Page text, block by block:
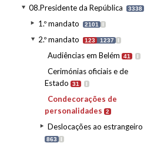
08.Presidente da República 3338
1.º mandato 2101 I
2.º mandato 123 1237 I
Audiências em Belém 41 I
Cerimónias oficiais e de
Estado
31 I
Condecorações de
personalidades
2
Deslocações ao estrangeiro
863 I